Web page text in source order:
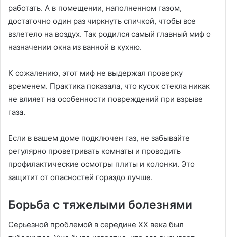
работать. А в помещении, наполненном газом,
достаточно один раз чиркнуть спичкой, чтобы все
взлетело на воздух. Так родился самый главный миф о
назначении окна из ванной в кухню.
К сожалению, этот миф не выдержал проверку
временем. Практика показала, что кусок стекла никак
не влияет на особенности повреждений при взрыве
газа.
Если в вашем доме подключен газ, не забывайте
регулярно проветривать комнаты и проводить
профилактические осмотры плиты и колонки. Это
защитит от опасностей гораздо лучше.
Борьба с тяжелыми болезнями
Серьезной проблемой в середине ХХ века был